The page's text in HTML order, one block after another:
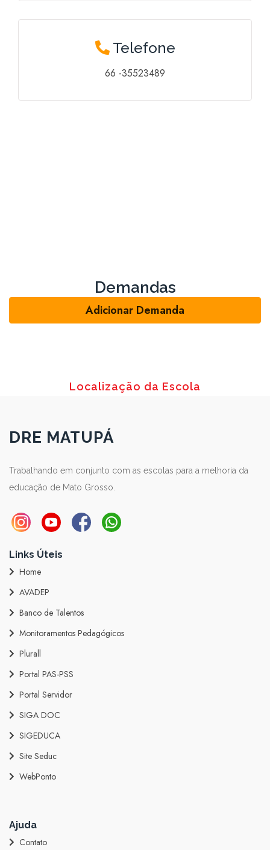
Telefone
66 -35523489
Demandas
Adicionar Demanda
Localização da Escola
DRE MATUPÁ
Trabalhando em conjunto com as escolas para a melhoria da
educação de Mato Grosso.
Links Úteis
Home
AVADEP
Banco de Talentos
Monitoramentos Pedagógicos
Plurall
Portal PAS-PSS
Portal Servidor
SIGA DOC
SIGEDUCA
Site Seduc
WebPonto
Ajuda
Contato